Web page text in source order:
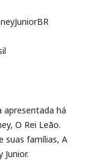
apresentada há
O Rei Leão.
suas famílias, A
Junior.